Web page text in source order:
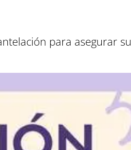
para asegurar su